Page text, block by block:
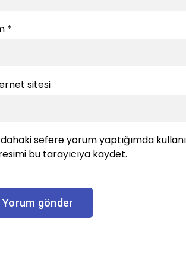
*
sitesi
sefere yorum yaptığımda
bu tarayıcıya kaydet.